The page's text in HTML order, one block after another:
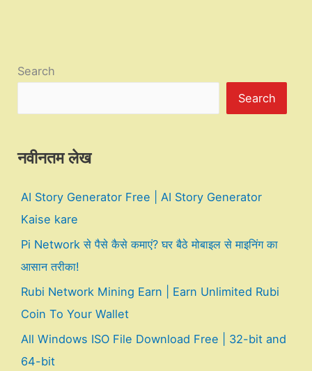
Search
Search
नवीनतम लेख
AI Story Generator Free | AI Story Generator
Kaise kare
Pi Network से पैसे कैसे कमाएं? घर बैठे मोबाइल से माइनिंग का
आसान तरीका!
Rubi Network Mining Earn | Earn Unlimited Rubi
Coin To Your Wallet
All Windows ISO File Download Free | 32-bit and
64-bit